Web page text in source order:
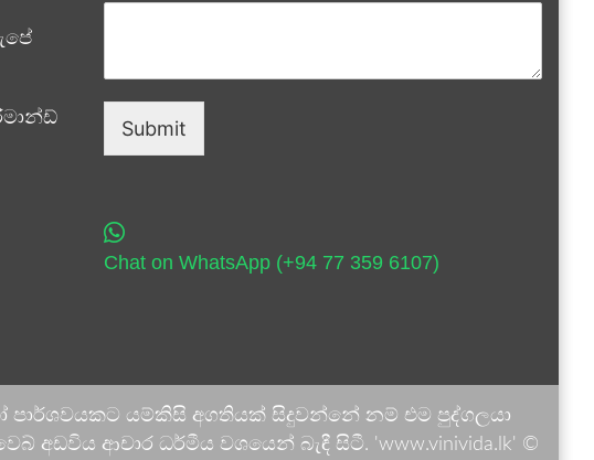
Submit
Chat on WhatsApp (+94 77 359 6107)
පාර්ශවයකට යම්කිසි අගතියක් සිදුවන්නේ නම් එම පුද්ගලයා
ආචාර ධර්මීය වශයෙන් බැඳී සිටී. 'www.vinivida.lk' ©